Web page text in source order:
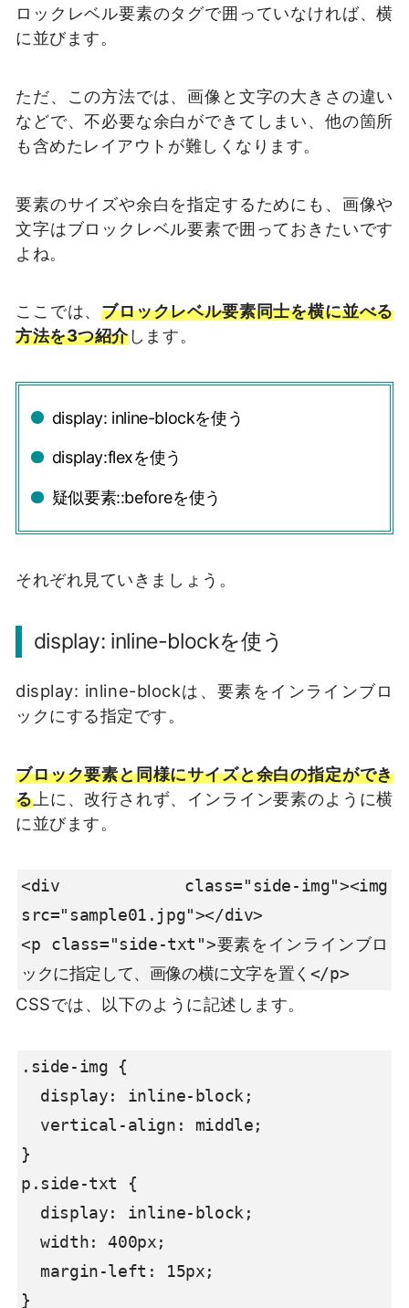
ロックレベル要素のタグで囲っていなければ、横
に並びます。
ただ、この方法では、画像と文字の大きさの違い
などで、不必要な余白ができてしまい、他の箇所
も含めたレイアウトが難しくなります。
要素のサイズや余白を指定するためにも、画像や
文字はブロックレベル要素で囲っておきたいです
よね。
ここでは、ブロックレベル要素同士を横に並べる
方法を3つ紹介します。
display: inline-blockを使う
display:flexを使う
疑似要素::beforeを使う
それぞれ見ていきましょう。
display: inline-blockを使う
display: inline-blockは、要素をインラインブロ
ックにする指定です。
ブロック要素と同様にサイズと余白の指定ができ
る上に、改行されず、インライン要素のように横
に並びます。
<div class="side-img"><img
src="sample01.jpg"></div>
<p class="side-txt">要素をインラインブロ
ックに指定して、画像の横に文字を置く</p>
CSSでは、以下のように記述します。
.side-img {
}
p.side-txt {
  width: 400px;
}